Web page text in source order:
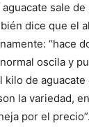
sale
dice que el
“hace
oscila y
kilo de
la variedad,
por el precio”.